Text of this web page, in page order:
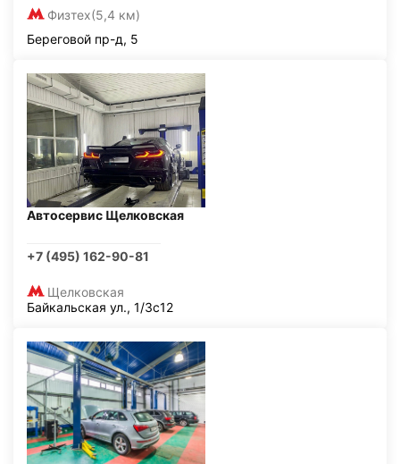
Физтех(5,4 км)
Береговой пр-д, 5
Автосервис Щелковская
+7 (495) 162-90-81
Щелковская
Байкальская ул., 1/3с12